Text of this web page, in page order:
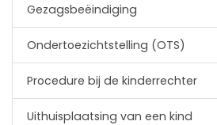
Gezagsbeëindiging
Ondertoezichtstelling (OTS)
Procedure bij de kinderrechter
Uithuisplaatsing van een kind